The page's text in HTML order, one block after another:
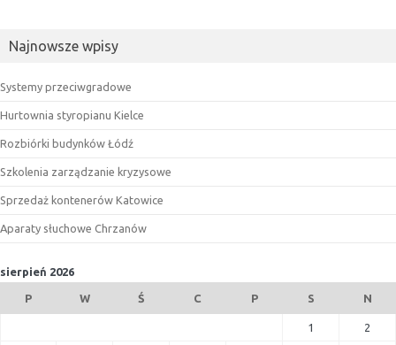
Najnowsze wpisy
Systemy przeciwgradowe
Hurtownia styropianu Kielce
Rozbiórki budynków Łódź
Szkolenia zarządzanie kryzysowe
Sprzedaż kontenerów Katowice
Aparaty słuchowe Chrzanów
sierpień 2026
P W Ś C P S N
1 2